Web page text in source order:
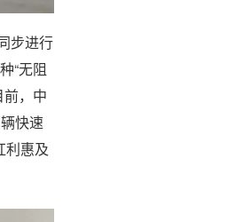
步进行
“无阻
前，中
快速
利惠及